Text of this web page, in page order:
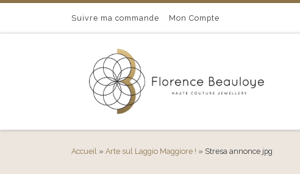
Passer au contenuSuivre ma commande Mon Compte
Accueil » Arte sul Laggio Maggiore ! » Stresa annonce jpg